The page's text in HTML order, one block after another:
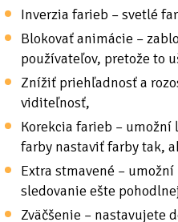
Inverzia farieb – svetlé
Blokovať animácie –
používateľov, pretože to
Znížiť priehľadnosť a
viditeľnosť,
Korekcia farieb –
farby nastaviť farby tak,
Extra stmavené –
sledovanie ešte
Zväčšenie – nastavujete